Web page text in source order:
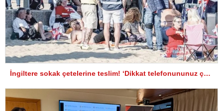
İngiltere sokak çetelerine teslim! ‘Dikkat telefonununuz çalınabilir’ uyarıları asıldı